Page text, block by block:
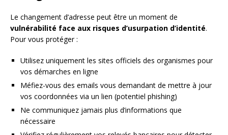
Le changement d’adresse peut être un moment de
vulnérabilité face aux risques d’usurpation d’identité.
Pour vous protéger :
Utilisez uniquement les sites officiels des organismes pour
vos démarches en ligne
Méfiez-vous des emails vous demandant de mettre à jour
vos coordonnées via un lien (potentiel phishing)
Ne communiquez jamais plus d’informations que
nécessaire